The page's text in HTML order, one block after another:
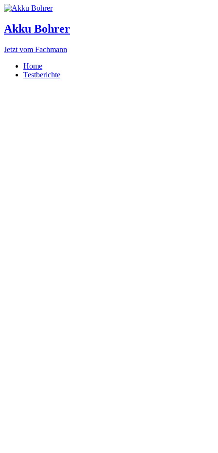
Akku Bohrer
Jetzt vom Fachmann
Home
Testberichte